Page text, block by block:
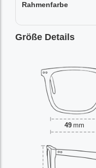
Rahmenfarbe
Größe Details
49 mm